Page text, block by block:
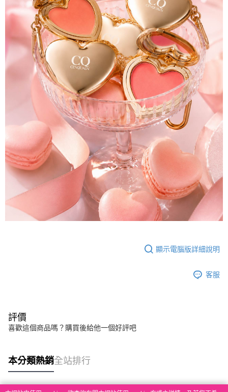
顯示電腦版詳細說明
客服
評價
喜歡這個商品嗎？購買後給他一個好評吧
本分類熱銷全站排行